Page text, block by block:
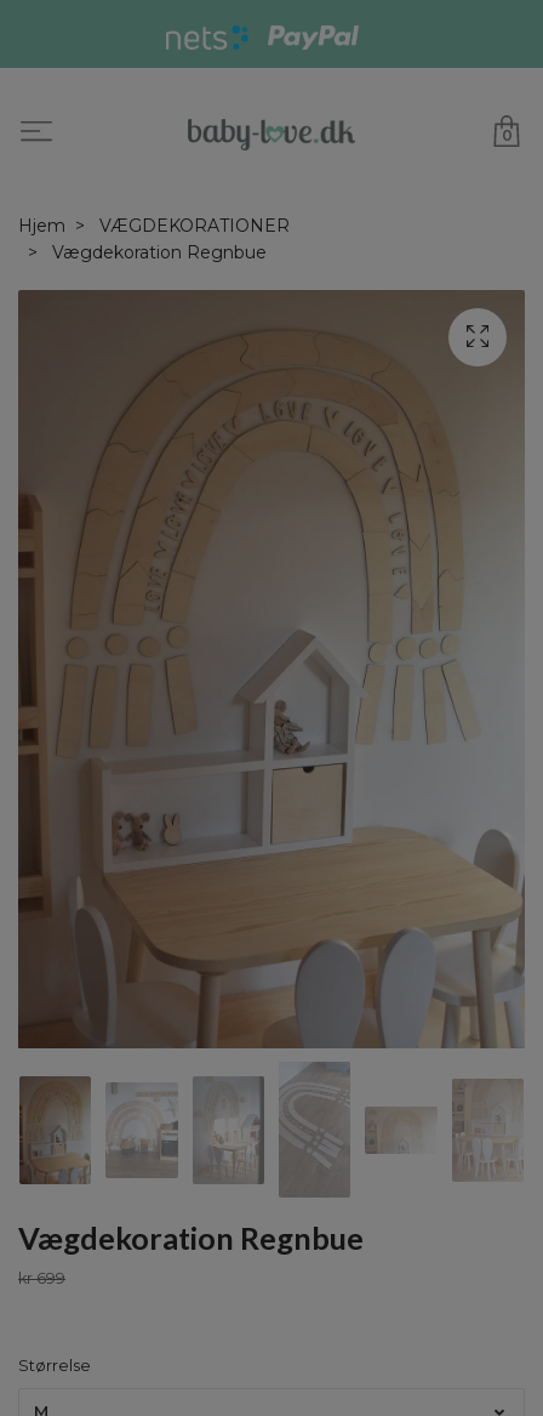
0
Hjem
VÆGDEKORATIONER
Vægdekoration Regnbue
Vægdekoration Regnbue
kr 699
Størrelse
M